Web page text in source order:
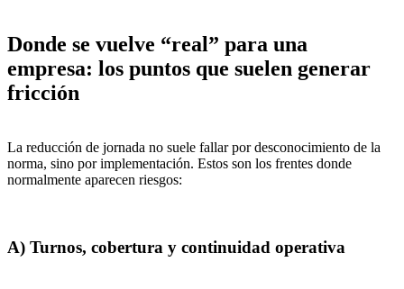
Donde se vuelve “real” para una
empresa: los puntos que suelen generar
fricción
La reducción de jornada no suele fallar por desconocimiento de la
norma, sino por implementación. Estos son los frentes donde
normalmente aparecen riesgos:
A) Turnos, cobertura y continuidad operativa